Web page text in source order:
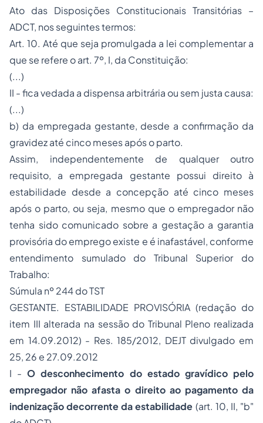
Ato das Disposições Constitucionais Transitórias –
ADCT, nos seguintes termos:
Art. 10. Até que seja promulgada a lei complementar a
que se refere o art. 7º, I, da Constituição:
(...)
II - fica vedada a dispensa arbitrária ou sem justa causa:
(...)
b) da empregada gestante, desde a confirmação da
gravidez até cinco meses após o parto.
Assim, independentemente de qualquer outro
requisito, a empregada gestante possui direito à
estabilidade desde a concepção até cinco meses
após o parto, ou seja, mesmo que o empregador não
tenha sido comunicado sobre a gestação a garantia
provisória do emprego existe e é inafastável, conforme
entendimento sumulado do Tribunal Superior do
Trabalho:
Súmula nº 244 do TST
GESTANTE. ESTABILIDADE PROVISÓRIA (redação do
item III alterada na sessão do Tribunal Pleno realizada
em 14.09.2012) - Res. 185/2012, DEJT divulgado em
25, 26 e 27.09.2012
I -O desconhecimento do estado gravídico pelo
empregador não afasta o direito ao pagamento da
indenização decorrente da estabilidade (art. 10, II, "b"